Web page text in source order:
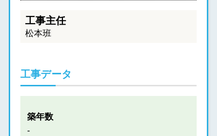
工事主任
松本班
工事データ
築年数
-